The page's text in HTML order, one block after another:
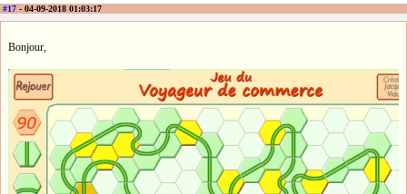
#17 - 04-09-2018 01:03:17
Bonjour,